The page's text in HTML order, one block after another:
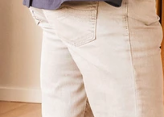
Spezialisierte Kliniken
Klinik für Depression
Klinik für Burnout
Klinik für Angststörung
Klinik für Zwangsstörung